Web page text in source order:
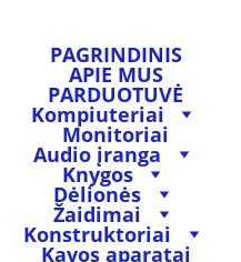
PAGRINDINIS
APIE MUS
PARDUOTUVĖ
Kompiuteriai
Monitoriai
Audio įranga
Knygos
Dėlionės
Žaidimai
Konstruktoriai
Kavos aparatai